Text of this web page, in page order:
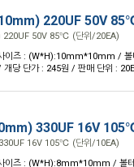
220UF 50V
50V 85℃ (단위/20EA)
이즈 : (W*H):10mm*10mm / 볼
당 단가 : 245원 / 판매 단위 :
330UF 16V
16V 105℃ (단위/10EA)
이즈 : (W*H):8mm*10mm / 볼